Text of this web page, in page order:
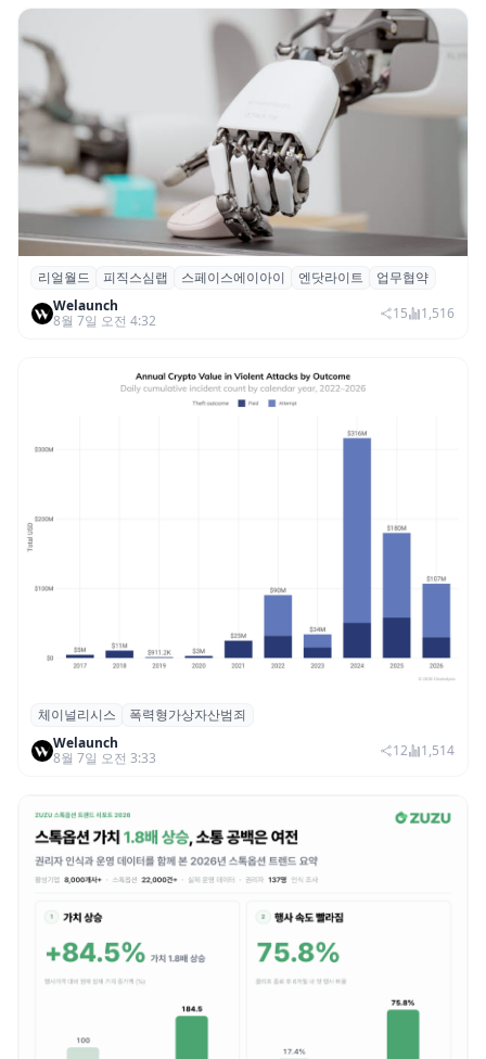
리얼월드, 로봇테크 스타트업 3곳과 손잡고
휴머노이드 표준 만든다
리얼월드 피직스심랩 스페이스에이아이 엔닷라이트
업무협약
Welaunch
8월 7일 오전 4:32
15 1,516
체이널리시스 “가상자산 보유자 대상 폭력
범죄 증가…상반기 탈취액 3000만 달러 돌파
체이널리시스
폭력형가상자산범죄
Welaunch
8월 7일 오전 3:33
12 1,514